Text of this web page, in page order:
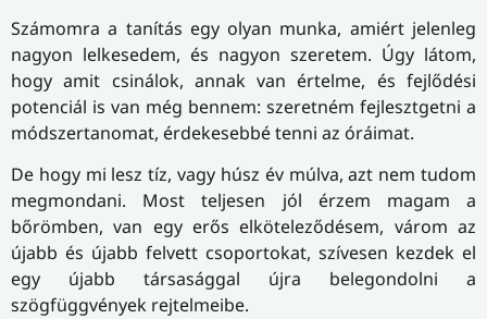
Számomra a tanítás egy olyan munka, amiért jelenleg
nagyon lelkesedem, és nagyon szeretem. Úgy látom,
hogy amit csinálok, annak van értelme, és fejlődési
potenciál is van még bennem: szeretném fejlesztgetni a
módszertanomat, érdekesebbé tenni az óráimat.
De hogy mi lesz tíz, vagy húsz év múlva, azt nem tudom
megmondani. Most teljesen jól érzem magam a
bőrömben, van egy erős elköteleződésem, várom az
újabb és újabb felvett csoportokat, szívesen kezdek el
egy újabb társasággal újra belegondolni a
szögfüggvények rejtelmeibe.